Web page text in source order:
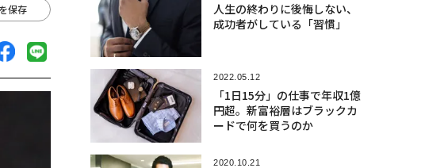
保存
人生の終わりに後悔しない、
成功者がしている「習慣」
2022.05.12
「1日15分」の仕事で年収1億
円超。新富裕層はブラックカ
ードで何を買うのか
2020.10.21